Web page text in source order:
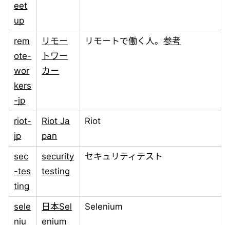
eet
up
rem
ote-
wor
kers
-jp
リモー
トワー
カー
リモートで働く人。参考
riot-
jp
Riot Ja
pan
Riot
sec
-tes
ting
security
testing
セキュリティテスト
sele
niu
日本Sel
enium
Selenium